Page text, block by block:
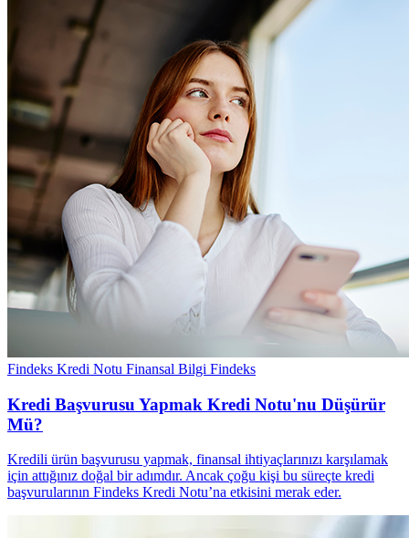
Findeks Kredi Notu Finansal Bilgi Findeks
Kredi Başvurusu Yapmak Kredi Notu'nu Düşürür
Mü?
Kredili ürün başvurusu yapmak, finansal ihtiyaçlarınızı karşılamak
için attığınız doğal bir adımdır. Ancak çoğu kişi bu süreçte kredi
başvurularının Findeks Kredi Notu’na etkisini merak eder.